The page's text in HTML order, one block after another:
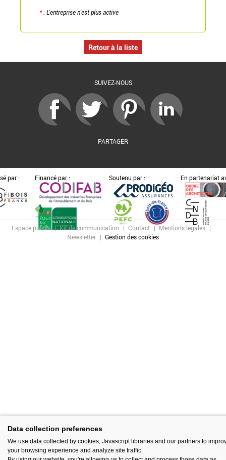
*: L'entreprise n'est plus active
Retour à la liste
SUIVEZ-NOUS
PARTAGER
par : Financé par : Soutenu par : En partenariat
Espace presse Kit de communication Contact
Mentions légales
Newsletter
Gestion des cookies
Data collection preferences
We use data collected by cookies, Javascript libraries and our partners to
your browsing experience and analyze site traffic.